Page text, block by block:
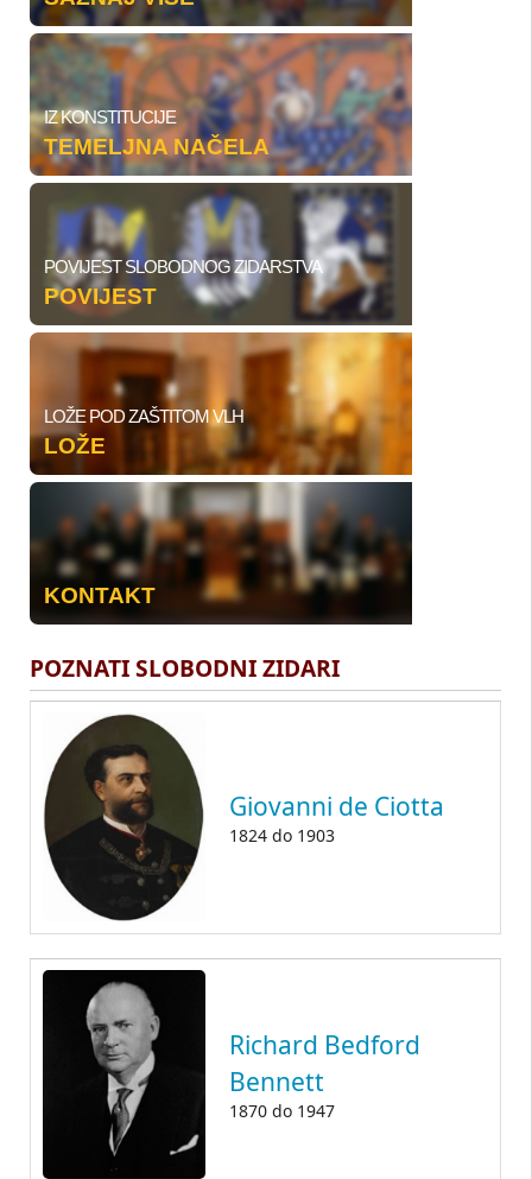
IZ KONSTITUCIJE
TEMELJNA NAČELA
POVIJEST SLOBODNOG ZIDARSTVA
POVIJEST
LOŽE POD ZAŠTITOM VLH
LOŽE
KONTAKT
POZNATI SLOBODNI ZIDARI
Giovanni de Ciotta
1824 do 1903
Richard Bedford
Bennett
1870 do 1947